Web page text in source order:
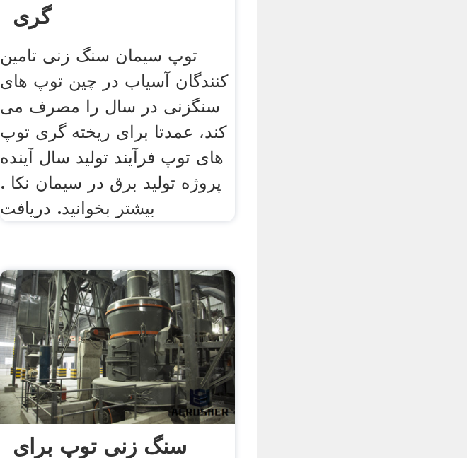
گری
توپ سیمان سنگ زنی تامین
کنندگان آسیاب در چین توپ های
سنگزنی در سال را مصرف می
کند، عمدتا برای ریخته گری توپ
های توپ فرآیند تولید سال آینده
پروژه تولید برق در سیمان نکا .
بیشتر بخوانید. دریافت
سنگ زنی توپ برای